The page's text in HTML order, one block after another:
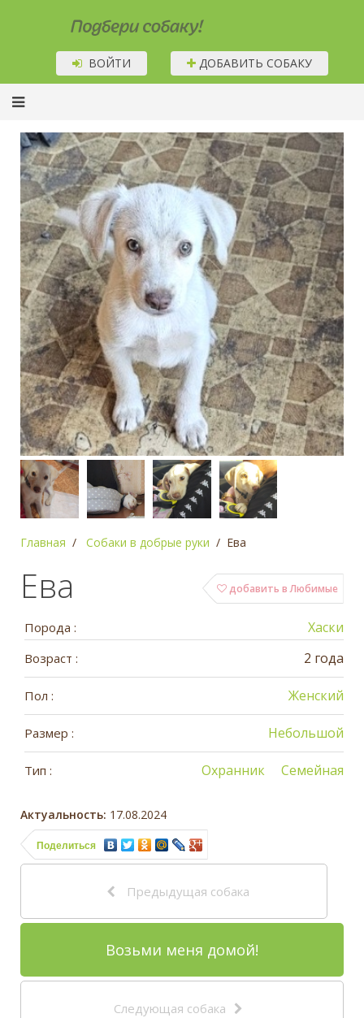
Подбери собаку!
ВОЙТИ ДОБАВИТЬ СОБАКУ
Главная Собаки в добрые руки Ева
добавить в Любимые
Ева
Порода : Хаски
Возраст : 2 года
Пол : Женский
Размер : Небольшой
Тип : Семейная
Охранник
Актуальность: 17.08.2024
Поделиться
Предыдущая собака
Возьми меня домой!
Следующая собака